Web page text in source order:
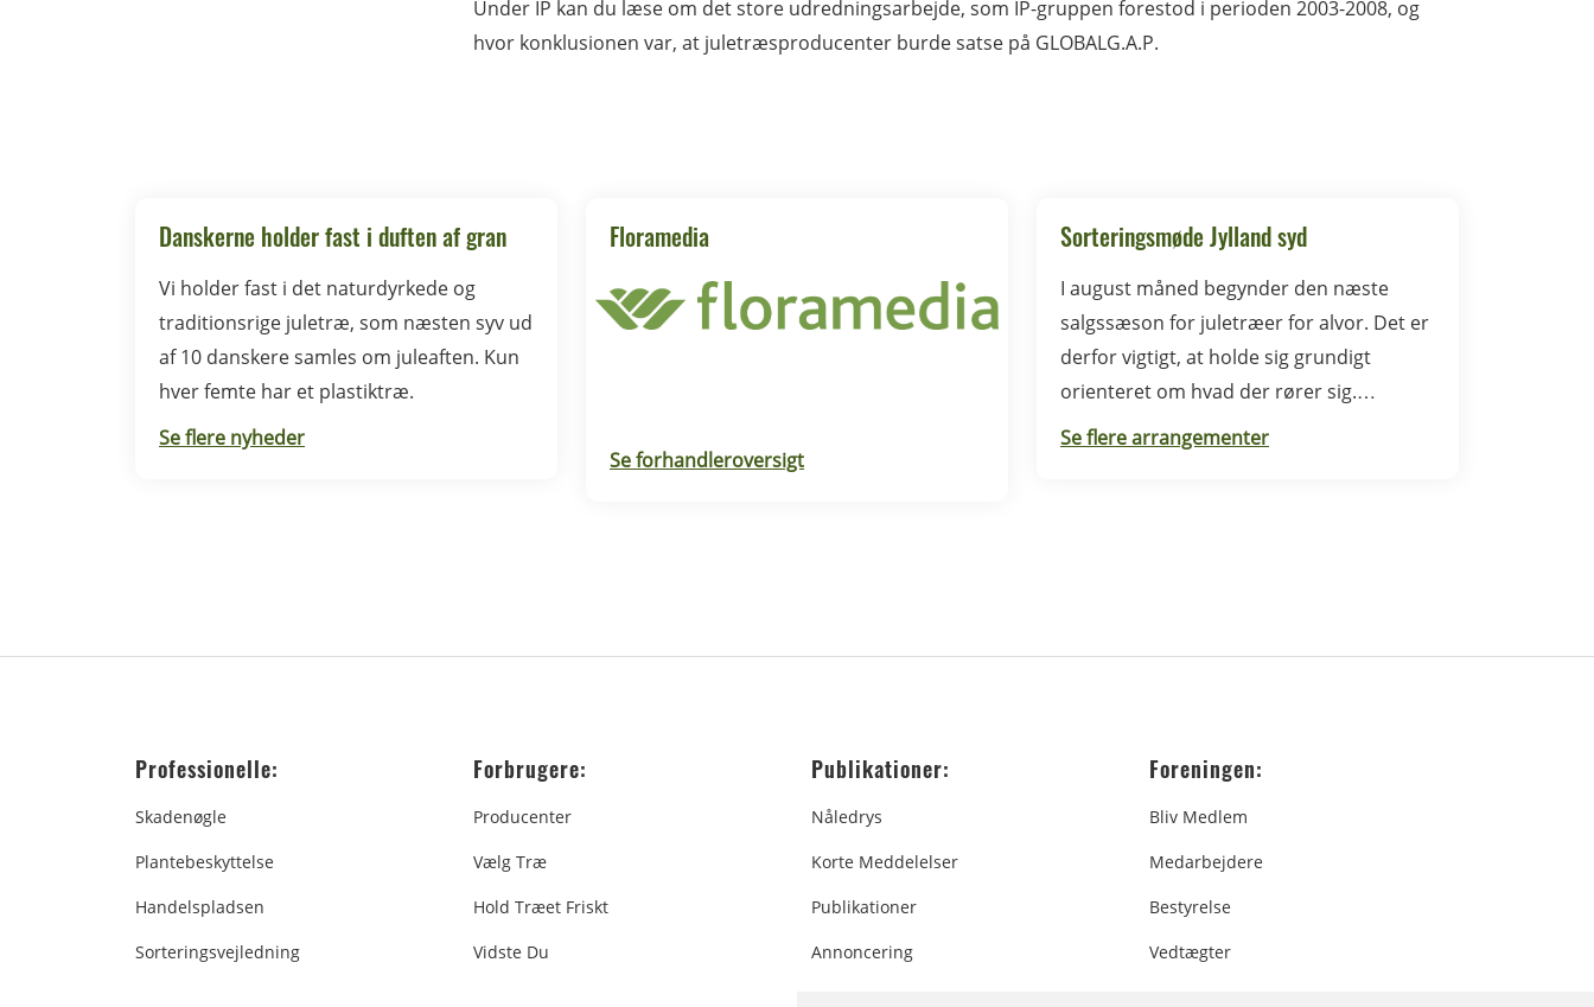
Under IP kan du læse om det store udredningsarbejde, som IP-gruppen forestod i perioden 2003-2008, og
hvor konklusionen var, at juletræsproducenter burde satse på GLOBALG.A.P.
Danskerne holder fast i duften af gran
Vi holder fast i det naturdyrkede og
traditionsrige juletræ, som næsten syv ud
af 10 danskere samles om juleaften. Kun
hver femte har et plastiktræ.
Se flere nyheder
Floramedia
Se forhandleroversigt
Sorteringsmøde Jylland syd
I august måned begynder den næste
salgssæson for juletræer for alvor. Det er
derfor vigtigt, at holde sig grundigt
orienteret om hvad der rører sig.
Sorteringsmødet i Syddanmark foregår i
Se flere arrangementer
Professionelle:
Skadenøgle
Plantebeskyttelse
Handelspladsen
Sorteringsvejledning
Forbrugere:
Producenter
Vælg Træ
Hold Træet Friskt
Vidste Du
Publikationer:
Nåledrys
Korte Meddelelser
Publikationer
Annoncering
Foreningen:
Bliv Medlem
Medarbejdere
Bestyrelse
Vedtægter